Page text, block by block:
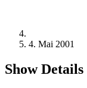
4. Mai 2001
Show Details